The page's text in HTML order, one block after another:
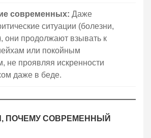
современных: Даже
ситуации (болезни,
они продолжают взывать к
или покойным
не проявляя искренности
даже в беде.
ПОЧЕМУ СОВРЕМЕННЫЙ